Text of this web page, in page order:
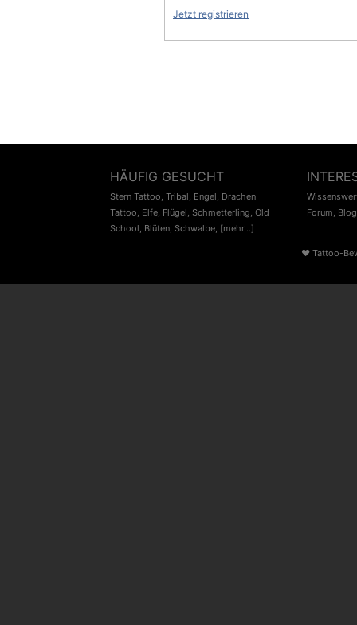
Jetzt registrieren
HÄUFIG GESUCHT
Stern Tattoo, Tribal, Engel, Drachen
Tattoo, Elfe, Flügel, Schmetterling, Old
School, Blüten, Schwalbe, [mehr...]
Forum, Blog
♥ Tattoo-